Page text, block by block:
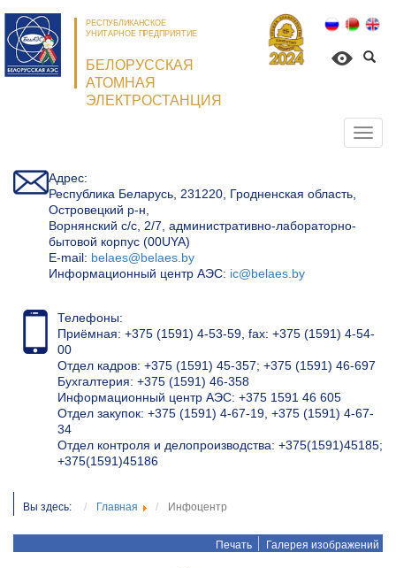
РЕСПУБЛИКАНСКОЕ
УНИТАРНОЕ ПРЕДПРИЯТИЕ
БЕЛОРУССКАЯ
АТОМНАЯ
ЭЛЕКТРОСТАНЦИЯ
Адрес:
Республика Беларусь, 231220, Гродненская область,
Островецкий р-н,
Ворнянский с/с, 2/7, административно-лабораторно-
бытовой корпус (00UYA)
Е-mail: belaes@belaes.by
Информационный центр АЭС: ic@belaes.by
Телефоны:
Приёмная: +375 (1591) 4-53-59, fax: +375 (1591) 4-54-
00
Отдел кадров: +375 (1591) 45-357; +375 (1591) 46-697
Бухгалтерия: +375 (1591) 46-358
Информационный центр АЭС: +375 1591 46 605
Отдел закупок: +375 (1591) 4-67-19, +375 (1591) 4-67-
34
Отдел контроля и делопроизводства: +375(1591)45185;
+375(1591)45186
Вы здесь: Главная Инфоцентр
Печать Галерея изображений